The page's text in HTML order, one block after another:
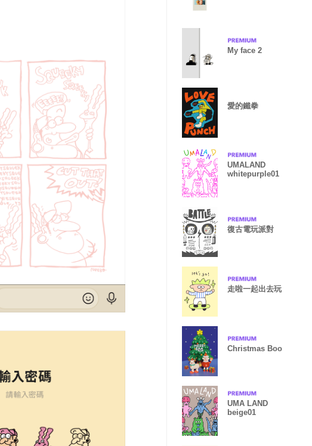
My face 2
愛的鐵拳
UMALAND
whitepurple01
復古電玩派對
走啦一起出去玩
Christmas Boo
UMA LAND
beige01